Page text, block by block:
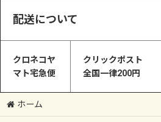
こだわりインテリア
オーダーメイド
SALE
配送について
クロネコヤ
マト宅急便
クリックポスト
全国一律200円
ホーム